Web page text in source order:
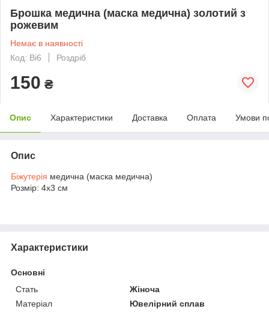
Брошка медична (маска медична) золотий з
рожевим
Немає в наявності
Код: Bi6
Роздріб
150 ₴
Опис Характеристики Доставка Оплата Умови
Опис
Біжутерія медична (маска медична)
Розмір: 4х3 см
Характеристики
Основні
Стать
Жіноча
Матеріал
Ювелірний сплав